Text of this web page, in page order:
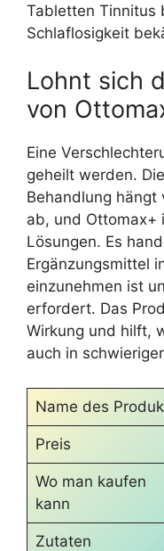
Tabletten Tinnitus
Schlaflosigkeit
Lohnt sich
von
Eine
geheilt werden.
Behandlung
ab, und Ottomax+
Lösungen. Es
Ergänzungsmittel
einzunehmen ist
erfordert. Das
Wirkung und hilft,
auch in
Name des
Preis
Wo man kaufen
kann
Zutaten